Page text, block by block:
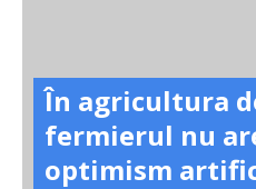
În agricultura
fermierul nu
optimism